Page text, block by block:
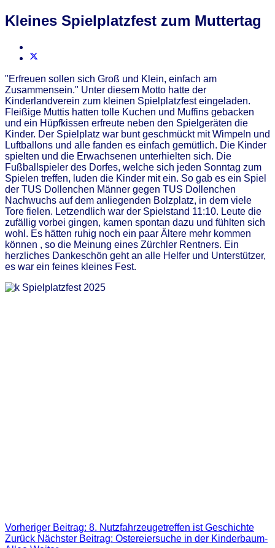
Kleines Spielplatzfest zum Muttertag
"Erfreuen sollen sich Groß und Klein, einfach am
Zusammensein." Unter diesem Motto hatte der
Kinderlandverein zum kleinen Spielplatzfest eingeladen.
Fleißige Muttis hatten tolle Kuchen und Muffins gebacken
und ein Hüpfkissen erfreute neben den Spielgeräten die
Kinder. Der Spielplatz war bunt geschmückt mit Wimpeln und
Luftballons und alle fanden es einfach gemütlich. Die Kinder
spielten und die Erwachsenen unterhielten sich. Die
Fußballspieler des Dorfes, welche sich jeden Sonntag zum
Spielen treffen, luden die Kinder mit ein. So gab es ein Spiel
der TUS Dollenchen Männer gegen TUS Dollenchen
Nachwuchs auf dem anliegenden Bolzplatz, in dem viele
Tore fielen. Letzendlich war der Spielstand 11:10. Leute die
zufällig vorbei gingen, kamen spontan dazu und fühlten sich
wohl. Es hätten ruhig noch ein paar Ältere mehr kommen
können , so die Meinung eines Zürchler Rentners. Ein
herzliches Dankeschön geht an alle Helfer und Unterstützer,
es war ein feines kleines Fest.
Vorheriger Beitrag: 8. Nutzfahrzeugetreffen ist Geschichte
Zurück Nächster Beitrag: Ostereiersuche in der Kinderbaum-